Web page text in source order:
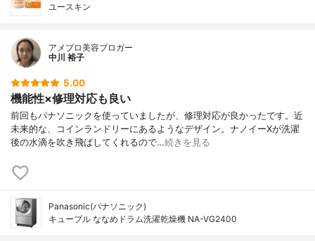
ユースキン
アメブロ美容ブロガー
中川 裕子
5.00
機能性×修理対応も良い
前回もパナソニックを使っていましたが、修理対応が良かったです。近
未来的な、コインランドリーにあるようなデザイン。ナノイーXが洗濯
後の水滴を吹き飛ばしてくれるので…続きを見る
Panasonic(パナソニック)
キューブル ななめドラム洗濯乾燥機 NA-VG2400